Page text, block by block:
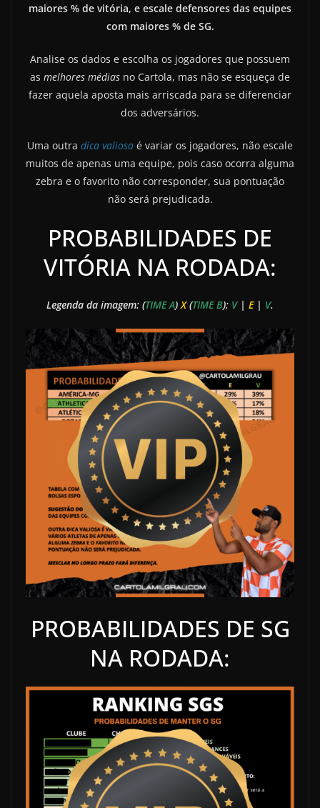
maiores % de vitória, e escale defensores das equipes
com maiores % de SG.
Analise os dados e escolha os jogadores que possuem
as melhores médias no Cartola, mas não se esqueça de
fazer aquela aposta mais arriscada para se diferenciar
dos adversários.
Uma outra dica valiosa é variar os jogadores, não escale
muitos de apenas uma equipe, pois caso ocorra alguma
zebra e o favorito não corresponder, sua pontuação
não será prejudicada.
PROBABILIDADES DE
VITÓRIA NA RODADA:
Legenda da imagem: (TIME A) X(TIME B): V| E| V.
PROBABILIDADES DE SG
NA RODADA: